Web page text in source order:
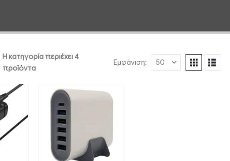
Η κατηγορία περιέχει 4
προϊόντα
Εμφάνιση: